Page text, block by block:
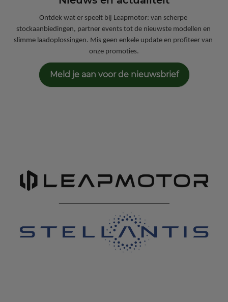
Ontdek wat er speelt bij Leapmotor: van scherpe
stockaanbiedingen, partner events tot de nieuwste modellen en
slimme laadoplossingen. Mis geen enkele update en profiteer van
onze promoties.
Meld je aan voor de nieuwsbrief